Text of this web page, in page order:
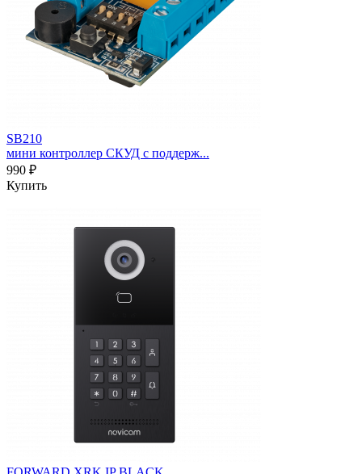
SB210
мини контроллер СКУД с поддерж...
990 ₽
Купить